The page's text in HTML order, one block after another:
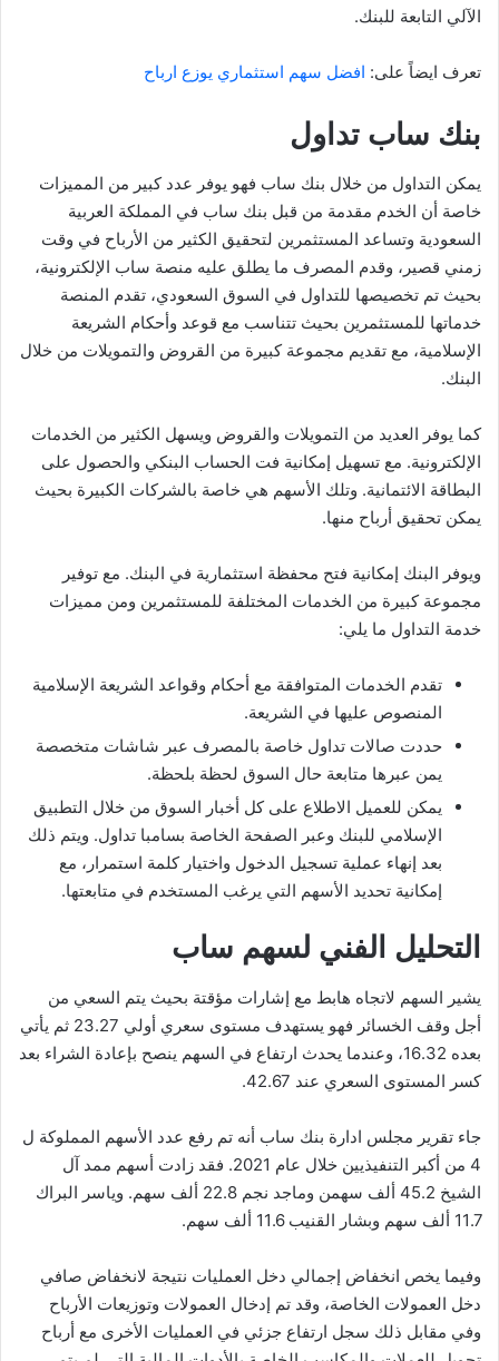
الآلي التابعة للبنك.
تعرف ايضاً على: افضل سهم استثماري يوزع ارباح
بنك ساب تداول
يمكن التداول من خلال بنك ساب فهو يوفر عدد كبير من المميزات
خاصة أن الخدم مقدمة من قبل بنك ساب في المملكة العربية
السعودية وتساعد المستثمرين لتحقيق الكثير من الأرباح في وقت
زمني قصير، وقدم المصرف ما يطلق عليه منصة ساب الإلكترونية،
بحيث تم تخصيصها للتداول في السوق السعودي، تقدم المنصة
خدماتها للمستثمرين بحيث تتناسب مع قوعد وأحكام الشريعة
الإسلامية، مع تقديم مجموعة كبيرة من القروض والتمويلات من خلال
البنك.
كما يوفر العديد من التمويلات والقروض ويسهل الكثير من الخدمات
الإلكترونية. مع تسهيل إمكانية فت الحساب البنكي والحصول على
البطاقة الائتمانية. وتلك الأسهم هي خاصة بالشركات الكبيرة بحيث
يمكن تحقيق أرباح منها.
ويوفر البنك إمكانية فتح محفظة استثمارية في البنك. مع توفير
مجموعة كبيرة من الخدمات المختلفة للمستثمرين ومن مميزات
خدمة التداول ما يلي:
تقدم الخدمات المتوافقة مع أحكام وقواعد الشريعة الإسلامية
المنصوص عليها في الشريعة.
حددت صالات تداول خاصة بالمصرف عبر شاشات متخصصة
يمن عبرها متابعة حال السوق لحظة بلحظة.
يمكن للعميل الاطلاع على كل أخبار السوق من خلال التطبيق
الإسلامي للبنك وعبر الصفحة الخاصة بسامبا تداول. ويتم ذلك
بعد إنهاء عملية تسجيل الدخول واختيار كلمة استمرار، مع
إمكانية تحديد الأسهم التي يرغب المستخدم في متابعتها.
التحليل الفني لسهم ساب
يشير السهم لاتجاه هابط مع إشارات مؤقتة بحيث يتم السعي من
أجل وقف الخسائر فهو يستهدف مستوى سعري أولي 23.27 ثم يأتي
بعده 16.32، وعندما يحدث ارتفاع في السهم ينصح بإعادة الشراء بعد
كسر المستوى السعري عند 42.67.
جاء تقرير مجلس ادارة بنك ساب أنه تم رفع عدد الأسهم المملوكة ل
4 من أكبر التنفيذيين خلال عام 2021. فقد زادت أسهم ممد آل
الشيخ 45.2 ألف سهمن وماجد نجم 22.8 ألف سهم. وياسر البراك
11.7 ألف سهم وبشار القنيب 11.6 ألف سهم.
وفيما يخص انخفاض إجمالي دخل العمليات نتيجة لانخفاض صافي
دخل العمولات الخاصة، وقد تم إدخال العمولات وتوزيعات الأرباح
وفي مقابل ذلك سجل ارتفاع جزئي في العمليات الأخرى مع أرباح